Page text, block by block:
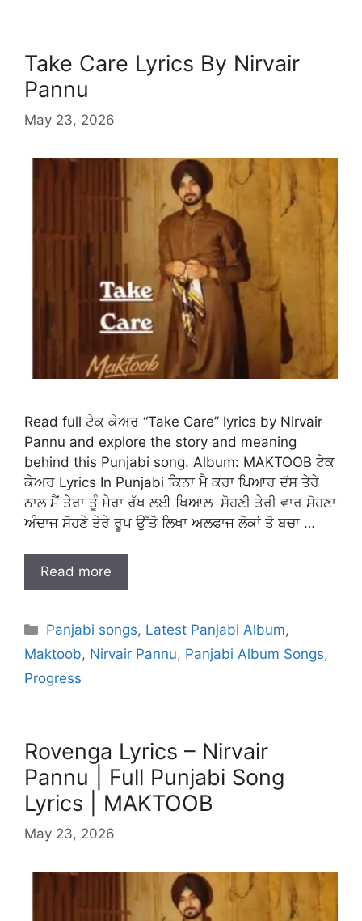
Take Care Lyrics By Nirvair
Pannu
May 23, 2026
Read full ਟੇਕ ਕੇਅਰ “Take Care” lyrics by Nirvair
Pannu and explore the story and meaning
behind this Punjabi song. Album: MAKTOOB ਟੇਕ
ਕੇਅਰ Lyrics In Punjabi ਕਿਨਾ ਮੈ ਕਰਾ ਪਿਆਰ ਦੱਸ ਤੇਰੇ
ਨਾਲ ਮੈਂ ਤੇਰਾ ਤੂੰ ਮੇਰਾ ਰੱਖ ਲਈ ਖਿਆਲ ਸੋਹਣੀ ਤੇਰੀ ਵਾਰ ਸੋਹਣਾ
ਅੰਦਾਜ ਸੋਹਣੇ ਤੇਰੇ ਰੂਪ ਉੱਤੋ ਲਿਖਾ ਅਲਫਾਜ ਲੋਕਾਂ ਤੋ ਬਚਾ …
Read more
Categories
Panjabi songs, Latest Panjabi Album,
Maktoob, Nirvair Pannu, Panjabi Album Songs,
Progress
Rovenga Lyrics – Nirvair
Pannu | Full Punjabi Song
Lyrics | MAKTOOB
May 23, 2026